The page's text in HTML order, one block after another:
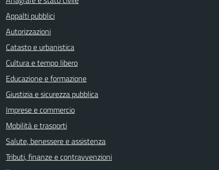
Appalti pubblici
Autorizzazioni
Catasto e urbanistica
Cultura e tempo libero
Educazione e formazione
Giustizia e sicurezza pubblica
Imprese e commercio
Mobilità e trasporti
Salute, benessere e assistenza
Tributi, finanze e contravvenzioni